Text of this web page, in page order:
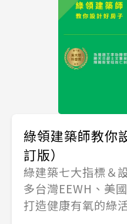
綠領建築師教你
訂版）
綠建築七大指標＆
多台灣EEWH、美
打造健康有氧的綠